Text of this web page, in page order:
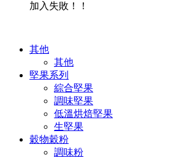
加入失敗！！
其他
其他
堅果系列
綜合堅果
調味堅果
低溫烘焙堅果
生堅果
穀物穀粉
調味粉